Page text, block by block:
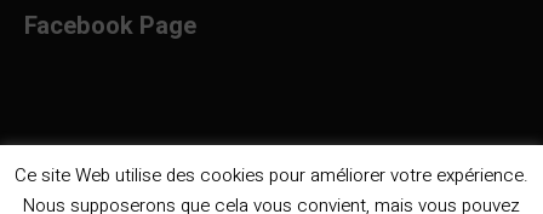
Facebook Page
Ce site Web utilise des cookies pour améliorer votre expérience.
Nous supposerons que cela vous convient, mais vous pouvez